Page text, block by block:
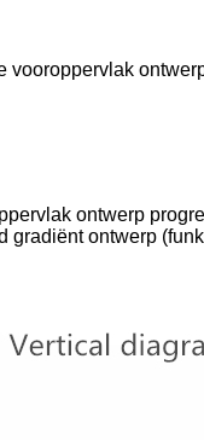
vooroppervlak
ontwerp
ontwerp